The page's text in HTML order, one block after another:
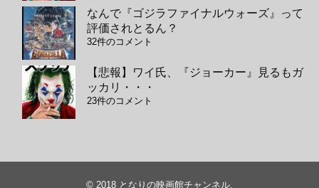
なんで『ゴジラファイナルウォーズ』って
評価されとるん？
32件のコメント
【悲報】ワイ氏、『ジョーカー』見るもガ
ッカリ・・・
23件のコメント
© 2018 となりの映画館チャンネル.